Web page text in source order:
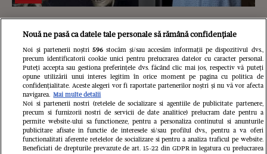
Cum a ales Laura Cosoi numele Nina
pentru cea de-a cincea fiică. Toate
fiicele cuplului au nume formate din
4 litere
Nouă ne pasă ca datele tale personale să rămână confidențiale
Noi și partenerii noștri 596stocăm și/sau accesăm informații pe dispozitivul dvs.,
precum identificatorii cookie unici pentru prelucrarea datelor cu caracter personal.
Puteți accepta sau gestiona preferințele dvs. făcând clic mai jos, respectiv vă puteți
opune utilizării unui interes legitim în orice moment pe pagina cu politica de
confidențialitate. Aceste alegeri vor fi raportate partenerilor noștri și nu vă vor afecta
navigarea. Mai multe detalii
Noi si partenerii nostri (retelele de socializare si agentiile de publicitate partenere,
precum si furnizorii nostri de servicii de date analitice) prelucram date pentru a
permite website-ului sa functioneze, pentru a personaliza continutul si anunturile
publicitare afisate in functie de interesele si/sau profilul dvs., pentru a va oferi
functionalitati aferente retelelor de socializare si pentru a analiza traficul pe website.
Beneficiati de drepturile prevazute de art. 15-22 din GDPR in legatura cu prelucrarea